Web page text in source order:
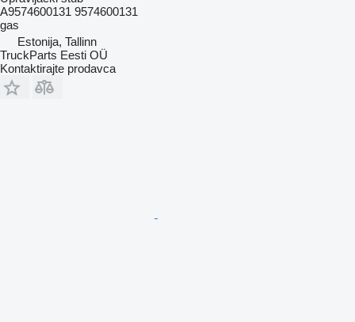
A9574600131 9574600131
gas
Estonija, Tallinn
TruckParts Eesti OÜ
Kontaktirajte prodavca